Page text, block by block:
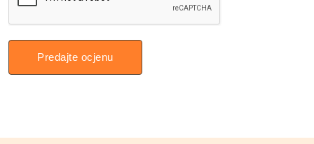
Predajte ocjenu